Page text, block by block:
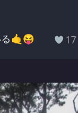
る🤙😝 17